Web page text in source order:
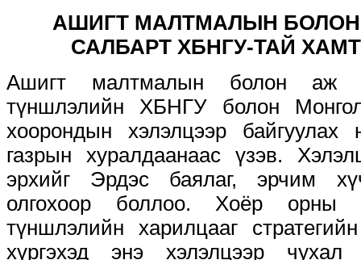
АШИГТ МАЛТМАЛЫН
САЛБАРТ ХБНГУ-ТАЙ
Ашигт малтмалын болон аж
түншлэлийн ХБНГУ болон
хоорондын хэлэлцээр
газрын хуралдаанаас үзэв.
эрхийг Эрдэс баялаг, эрчим
олгохоор боллоо. Хоёр орны
түншлэлийн харилцааг
хүргэхэд энэ хэлэлцээр